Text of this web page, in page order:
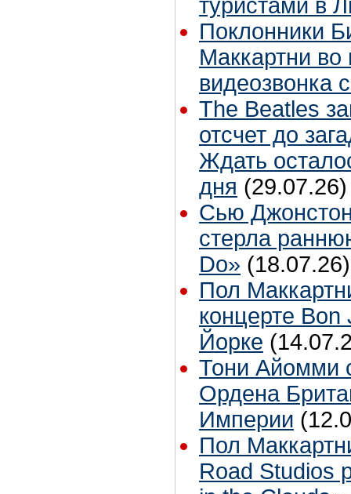
туристами в
Поклонники
Маккартни во
видеозвонка
The Beatles
отсчет до
Ждать
дня (29.07.26)
Сью
стерла
Do» (18.07.26)
Пол
концерте
Йорке
Тони Айомми
Ордена
Империи
Пол
Road Studios